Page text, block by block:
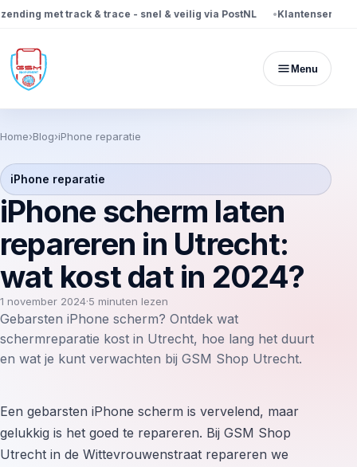
met track & trace - snel & veilig via PostNL Klantenservice
Menu
Home›Blog›iPhone reparatie
iPhone reparatie
iPhone scherm laten
repareren in Utrecht:
wat kost dat in 2024?
1 november 2024·5 minuten lezen
Gebarsten iPhone scherm? Ontdek wat
schermreparatie kost in Utrecht, hoe lang het duurt
en wat je kunt verwachten bij GSM Shop Utrecht.
Een gebarsten iPhone scherm is vervelend, maar
gelukkig is het goed te repareren. Bij GSM Shop
Utrecht in de Wittevrouwenstraat repareren we